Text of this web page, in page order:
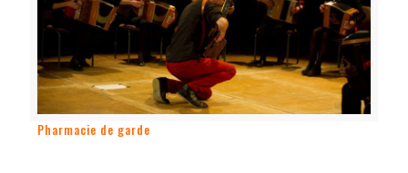
Pharmacie de garde